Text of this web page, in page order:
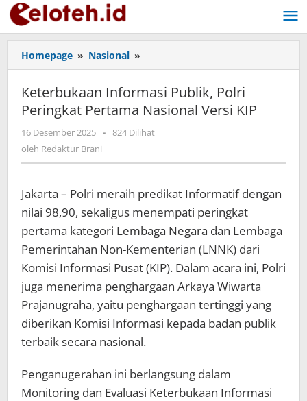
Lewati
ke
konten
Homepage » Nasional »
Informasi
Publik,
Polri
Peringkat
Pertama
Keterbukaan Informasi Publik, Polri
Peringkat Pertama Nasional Versi KIP
16 Desember 2025 oleh
- 824 Dilihat
oleh Redaktur Brani
Jakarta – Polri meraih predikat Informatif dengan
nilai 98,90, sekaligus menempati peringkat
pertama kategori Lembaga Negara dan Lembaga
Pemerintahan Non-Kementerian (LNNK) dari
Komisi Informasi Pusat (KIP). Dalam acara ini, Polri
juga menerima penghargaan Arkaya Wiwarta
Prajanugraha, yaitu penghargaan tertinggi yang
diberikan Komisi Informasi kepada badan publik
terbaik secara nasional.
Penganugerahan ini berlangsung dalam
Monitoring dan Evaluasi Keterbukaan Informasi